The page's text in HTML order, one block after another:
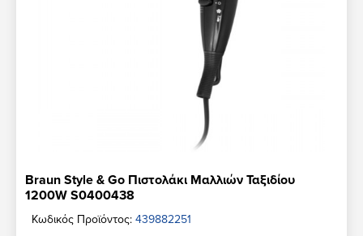
Braun Style & Go Πιστολάκι Μαλλιών Ταξιδίου
1200W S0400438
Κωδικός Προϊόντος: 439882251